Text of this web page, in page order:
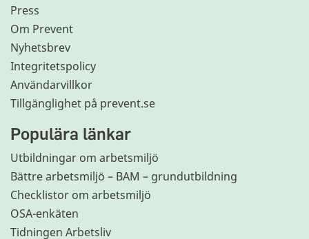
Press
Om Prevent
Nyhetsbrev
Integritetspolicy
Användarvillkor
Tillgänglighet på prevent.se
Populära länkar
Utbildningar om arbetsmiljö
Bättre arbetsmiljö – BAM – grundutbildning
Checklistor om arbetsmiljö
OSA-enkäten
Tidningen Arbetsliv